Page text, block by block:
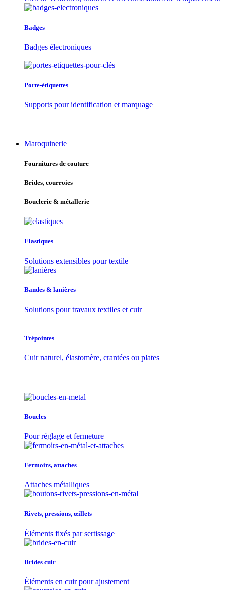
Badges
Badges électroniques
Porte-étiquettes
Supports pour identification et marquage
Maroquinerie
Fournitures de couture
Brides, courroies
Bouclerie & métallerie
Elastiques
Solutions extensibles pour textile
Bandes & lanières
Solutions pour travaux textiles et cuir
Trépointes
Cuir naturel, élastomère, crantées ou plates
Boucles
Pour réglage et fermeture
Fermoirs, attaches
Attaches métalliques
Rivets, pressions, œillets
Éléments fixés par sertissage
Brides cuir
Éléments en cuir pour ajustement